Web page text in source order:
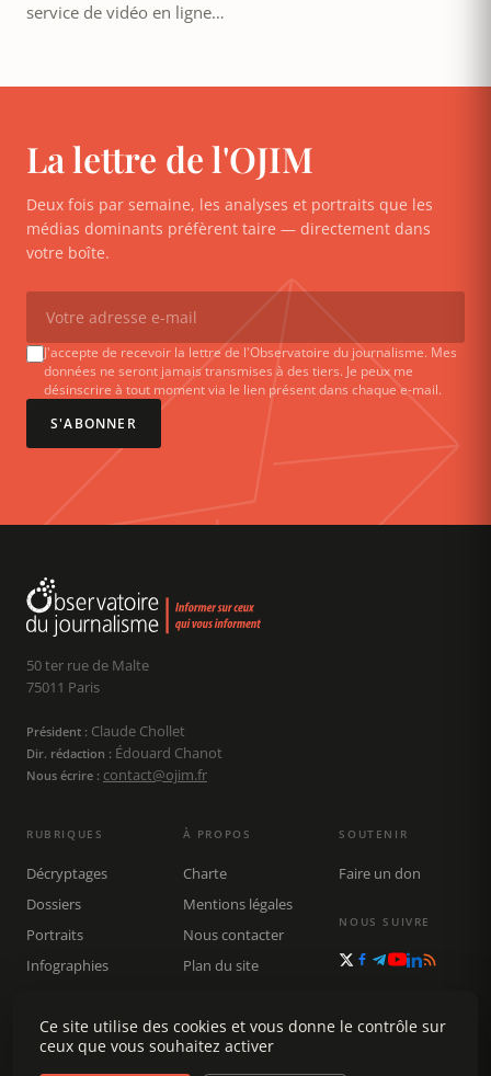
service de vidéo en ligne…
La lettre de l'OJIM
Deux fois par semaine, les analyses et portraits que les
médias dominants préfèrent taire — directement dans
votre boîte.
J'accepte de recevoir la lettre de l'Observatoire du journalisme. Mes
données ne seront jamais transmises à des tiers. Je peux me
désinscrire à tout moment via le lien présent dans chaque e-mail.
S'ABONNER
50 ter rue de Malte
75011 Paris
Président : Claude Chollet
Dir. rédaction : Édouard Chanot
Nous écrire : contact@ojim.fr
RUBRIQUES
Décryptages
Dossiers
Portraits
Infographies
Rechercher
À PROPOS
Charte
Mentions légales
Nous contacter
Plan du site
SOUTENIR
Faire un don
NOUS SUIVRE
Ce site utilise des cookies et vous donne le contrôle sur
ceux que vous souhaitez activer